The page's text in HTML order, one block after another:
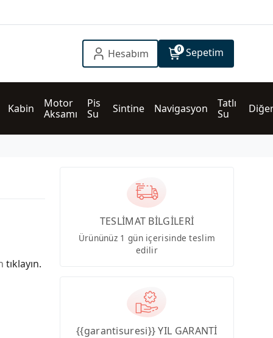
Hesabım 0 Sepetim
Kabin
Motor
Aksamı
Pis
Su
Sintine Navigasyon
Tatlı
Su
tıklayın.
TESLİMAT BİLGİLERİ
Ürününüz 1 gün içerisinde teslim
edilir
{{garantisuresi}} YIL GARANTİ